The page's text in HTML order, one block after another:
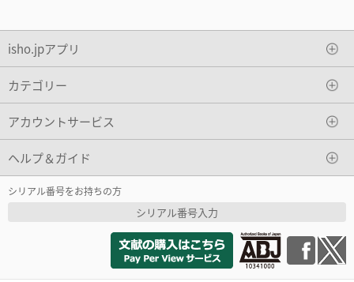
isho.jpアプリ
カテゴリー
アカウントサービス
ヘルプ＆ガイド
シリアル番号をお持ちの方
シリアル番号入力